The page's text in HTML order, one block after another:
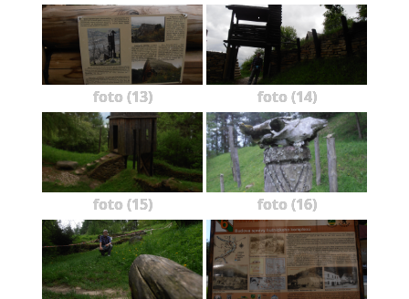
foto (13) foto (14)
foto (15) foto (16)